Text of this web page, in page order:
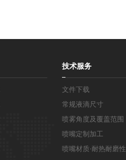
技术服务
文件下载
常规液滴尺寸
喷雾角度及覆盖范围
喷嘴定制加工
喷嘴材质·耐热耐磨性